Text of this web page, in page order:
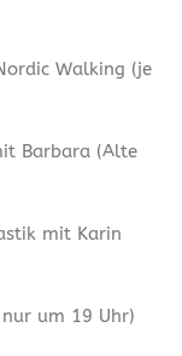
Walking (je
Barbara (Alte
mit Karin
um 19 Uhr)